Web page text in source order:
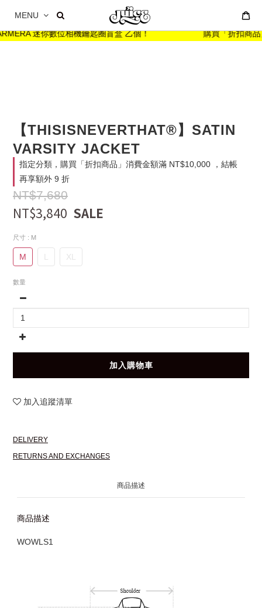
迷你數位相機鑰匙圈盲盒 乙個！ 購買「折扣商品」
MENU
【THISISNEVERTHAT®】SATIN
VARSITY JACKET
指定分類，購買「折扣商品」消費金額滿 NT$10,000 ，結帳
再享額外 9 折
NT$7,680
NT$3,840
尺寸 : M
M XL
數量
加入購物車
加入追蹤清單
DELIVERY
RETURNS AND EXCHANGES
商品描述
商品描述
WOWLS1